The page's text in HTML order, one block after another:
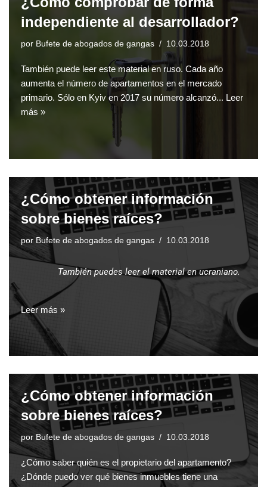
independiente al desarrollador?
por Bufete de abogados de gangas 10.03.2018
También puede leer este material en ruso. Cada año
aumenta el número de apartamentos en el mercado
primario. Sólo en Kyiv en 2017 su número alcanzó... Leer
más »
¿Cómo obtener información
sobre bienes raíces?
por Bufete de abogados de gangas 10.03.2018
También puedes leer el material en ucraniano.
Leer más »
¿Cómo obtener información
sobre bienes raíces?
por Bufete de abogados de gangas 10.03.2018
¿Cómo saber quién es el propietario del apartamento?
¿Dónde puedo ver qué bienes inmuebles tiene una